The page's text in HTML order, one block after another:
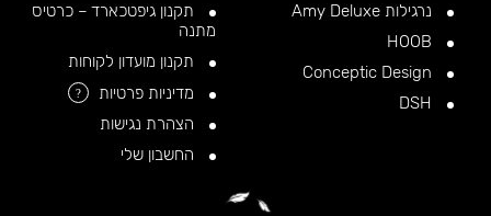
נרגילות Amy Deluxe
תקנון גיפטכארד – כרטיס
מתנה
תקנון מועדון לקוחות
מדיניות פרטיות
?
הצהרת נגישות
החשבון שלי